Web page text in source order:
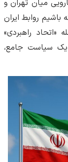
میان تهران و
روابط ایران
راهبردی»
یک سیاست جامع،